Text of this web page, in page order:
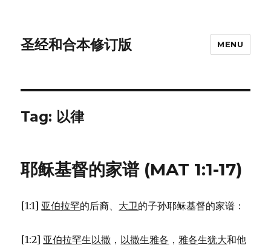
圣经和合本修订版 MENU
Tag: 以律
耶稣基督的家谱 (MAT 1:1-17)
[1:1] 亚伯拉罕的后裔、 大卫的子孙耶稣基督的家谱：
[1:2] 亚伯拉罕生以撒 ， 以撒生雅各 ，雅各生犹大和他